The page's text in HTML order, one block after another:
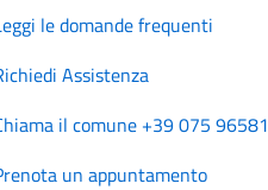
le domande frequenti
Assistenza
il comune +39 075 96581
un appuntamento